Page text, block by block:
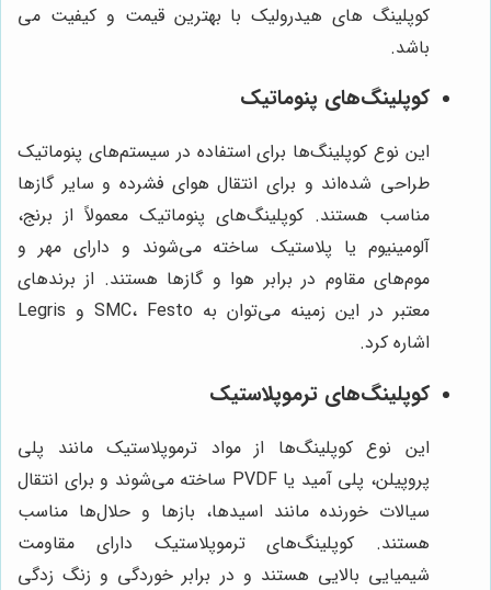
کوپلینگ های هیدرولیک با بهترین قیمت و کیفیت می
باشد.
کوپلینگ‌های پنوماتیک
این نوع کوپلینگ‌ها برای استفاده در سیستم‌های پنوماتیک
طراحی شده‌اند و برای انتقال هوای فشرده و سایر گازها
مناسب هستند. کوپلینگ‌های پنوماتیک معمولاً از برنج،
آلومینیوم یا پلاستیک ساخته می‌شوند و دارای مهر و
موم‌های مقاوم در برابر هوا و گازها هستند. از برندهای
معتبر در این زمینه می‌توان به SMC، Festo و Legris
اشاره کرد.
کوپلینگ‌های ترموپلاستیک
این نوع کوپلینگ‌ها از مواد ترموپلاستیک مانند پلی
پروپیلن، پلی آمید یا PVDF ساخته می‌شوند و برای انتقال
سیالات خورنده مانند اسیدها، بازها و حلال‌ها مناسب
هستند. کوپلینگ‌های ترموپلاستیک دارای مقاومت
شیمیایی بالایی هستند و در برابر خوردگی و زنگ زدگی